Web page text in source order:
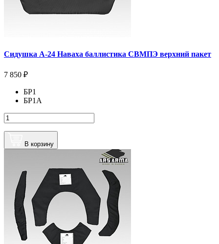
Сидушка А-24 Наваха баллистика СВМПЭ верхний пакет
7 850 ₽
БР1
БР1А
В корзину